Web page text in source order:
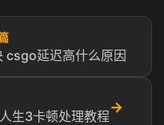
csgo延迟高什么原因
生3卡顿处理教程
→